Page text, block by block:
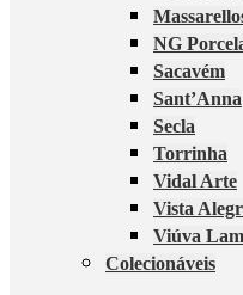
NG
Sacavém
Sant’Anna
Secla
Torrinha
Vidal Arte
Vista
Viúva
Colecionáveis